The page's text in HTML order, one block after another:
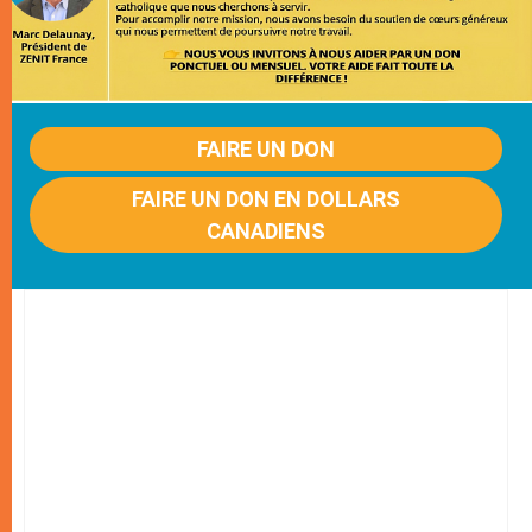
FAIRE UN DON
FAIRE UN DON EN DOLLARS
CANADIENS